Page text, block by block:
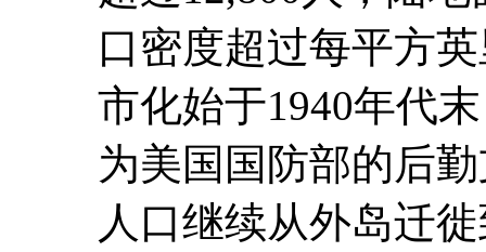
口密度超过每平方
市化始于1940年代
为美国国防部的后
人口继续从外岛迁